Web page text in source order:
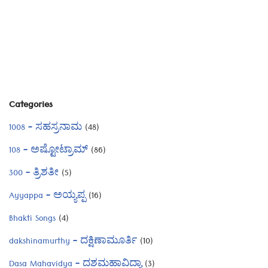
Categories
1008 – ಸಹಸ್ರನಾಮ (48)
108 – ಅಷ್ಟೋಟ್ರಾಮ್ (86)
300 – ತ್ರಿಶತೀ (5)
Ayyappa – ಅಯ್ಯಪ್ಪ(16)
Bhakti Songs (4)
dakshinamurthy – ದಕ್ಷಿಣಾಮೂರ್ತಿ (10)